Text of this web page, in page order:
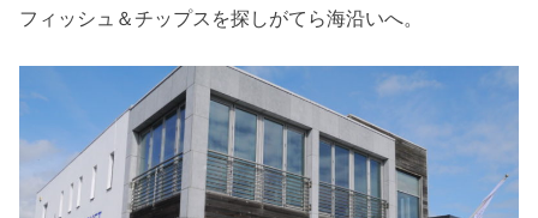
フィッシュ＆チップスを探しがてら海沿いへ。